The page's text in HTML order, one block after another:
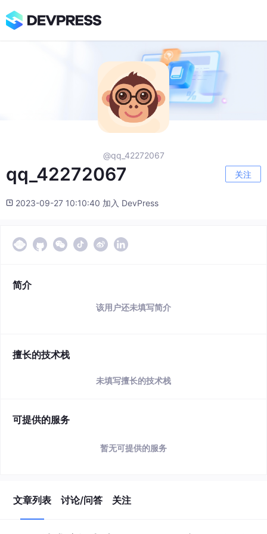
@qq_42272067
qq_42272067 关注
2023-09-27 10:10:40 加入 DevPress
简介
该用户还未填写简介
擅长的技术栈
未填写擅长的技术栈
可提供的服务
暂无可提供的服务
文章列表 讨论/问答 关注